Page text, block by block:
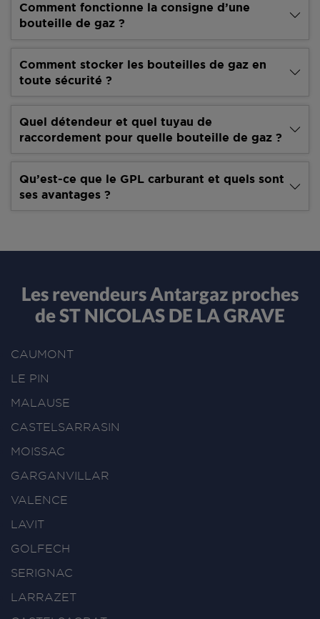
Comment fonctionne la consigne d’une
bouteille de gaz ?
Comment stocker les bouteilles de gaz en
toute sécurité ?
Quel détendeur et quel tuyau de
raccordement pour quelle bouteille de gaz ?
Qu’est-ce que le GPL carburant et quels sont
ses avantages ?
Les revendeurs Antargaz proches
de ST NICOLAS DE LA GRAVE
CAUMONT
LE PIN
MALAUSE
CASTELSARRASIN
MOISSAC
GARGANVILLAR
VALENCE
LAVIT
GOLFECH
SERIGNAC
LARRAZET